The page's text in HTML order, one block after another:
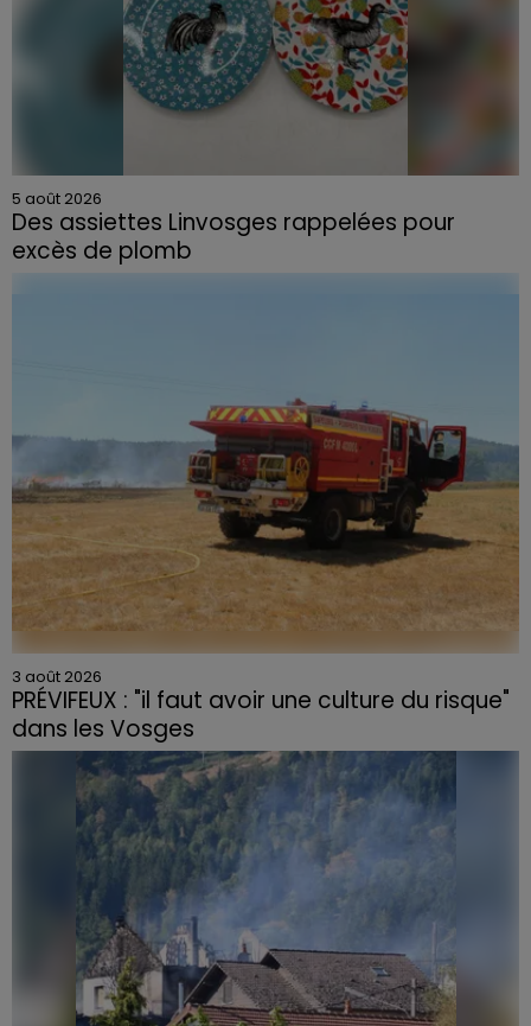
5 août 2026
Des assiettes Linvosges rappelées pour
excès de plomb
Du plomb a été détecté dans deux assiettes en
3 août 2026
PRÉVIFEUX : "il faut avoir une culture du risque"
dans les Vosges